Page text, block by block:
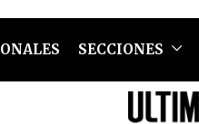
SECCIONES